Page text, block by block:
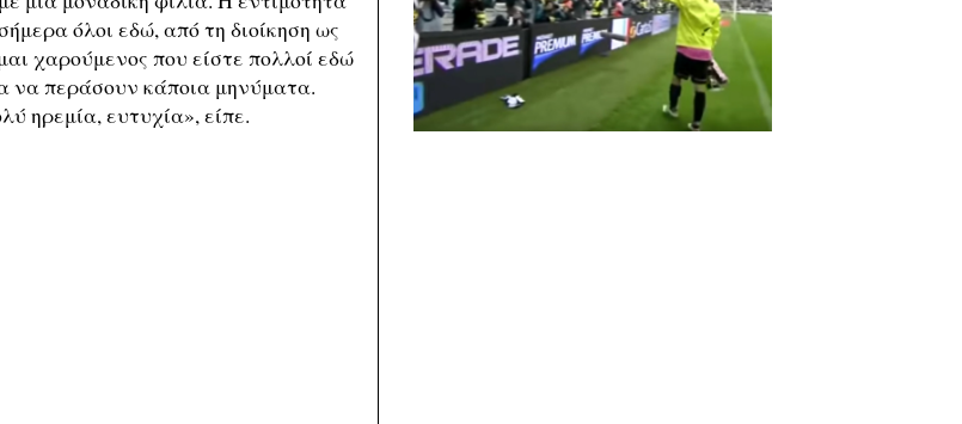
όλοι εδώ, από τη διοίκηση ως
χαρούμενος που είστε πολλοί εδώ
να περάσουν κάποια μηνύματα.
ηρεμία, ευτυχία», είπε.